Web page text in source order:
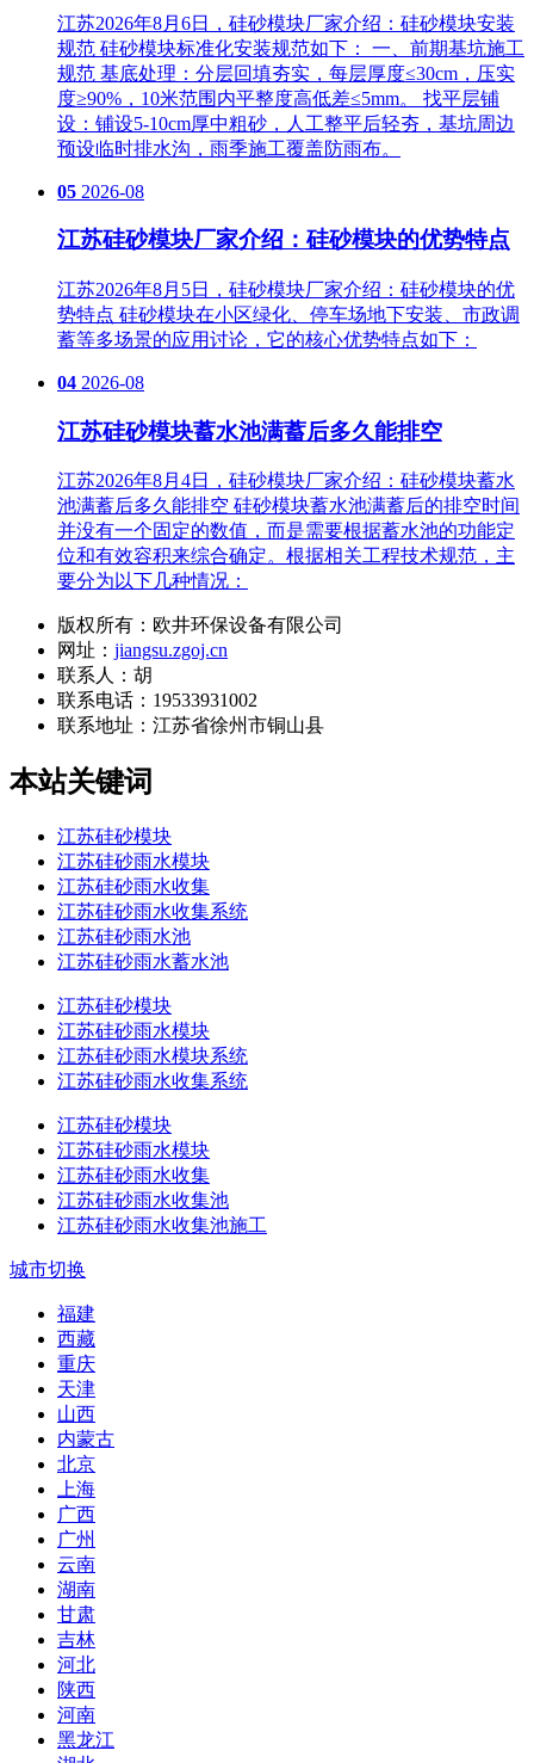
江苏2026年8月6日，硅砂模块厂家介绍：硅砂模块安装
规范 硅砂模块标准化安装规范如下： 一、前期基坑施工
规范 基底处理‌：分层回填夯实，每层厚度≤30cm，压实
度≥90%，10米范围内平整度高低差≤5mm。 找平层铺
设‌：铺设5-10cm厚中粗砂，人工整平后轻夯，基坑周边
预设临时排水沟，雨季施工覆盖防雨布。
05 2026-08
江苏硅砂模块厂家介绍：硅砂模块的优势特点
江苏2026年8月5日，硅砂模块厂家介绍：硅砂模块的优
势特点 硅砂模块在小区绿化、停车场地下安装、市政调
蓄等多场景的应用讨论，它的核心优势特点如下：
04 2026-08
江苏硅砂模块蓄水池满蓄后多久能排空
江苏2026年8月4日，硅砂模块厂家介绍：硅砂模块蓄水
池满蓄后多久能排空 硅砂模块蓄水池满蓄后的排空时间
并没有一个固定的数值，而是需要根据蓄水池的功能定
位和有效容积来综合确定。根据相关工程技术规范，主
要分为以下几种情况：
版权所有：欧井环保设备有限公司
网址： jiangsu.zgoj.cn
联系人：胡
联系电话：19533931002
联系地址： 江苏省徐州市铜山县
本站关键词
江苏硅砂模块
江苏硅砂雨水模块
江苏硅砂雨水收集
江苏硅砂雨水收集系统
江苏硅砂雨水池
江苏硅砂雨水蓄水池
江苏硅砂模块
江苏硅砂雨水模块
江苏硅砂雨水模块系统
江苏硅砂雨水收集系统
江苏硅砂模块
江苏硅砂雨水模块
江苏硅砂雨水收集
江苏硅砂雨水收集池
江苏硅砂雨水收集池施工
城市切换
福建
西藏
重庆
天津
山西
内蒙古
北京
上海
广西
广州
云南
湖南
甘肃
吉林
河北
陕西
河南
黑龙江